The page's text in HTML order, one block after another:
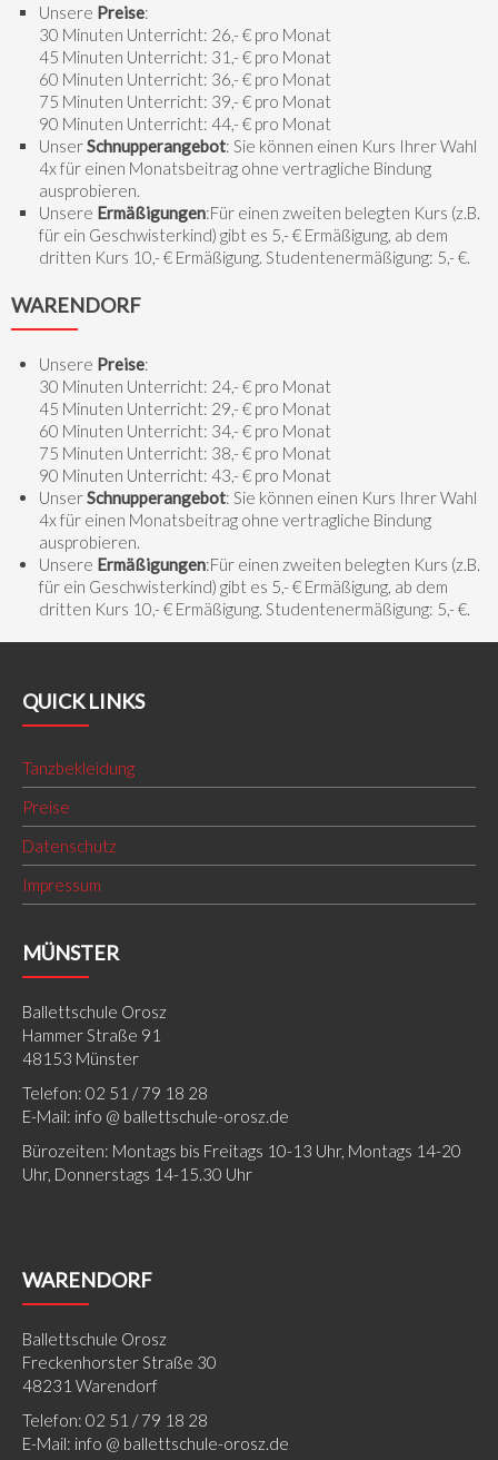
Unsere Preise:
30 Minuten Unterricht: 26,- € pro Monat
45 Minuten Unterricht: 31,- € pro Monat
60 Minuten Unterricht: 36,- € pro Monat
75 Minuten Unterricht: 39,- € pro Monat
90 Minuten Unterricht: 44,- € pro Monat
UnserSchnupperangebot: Sie können einen Kurs Ihrer Wahl
4x für einen Monatsbeitrag ohne vertragliche Bindung
ausprobieren.
Unsere Ermäßigungen:Für einen zweiten belegten Kurs (z.B.
für ein Geschwisterkind) gibt es 5,- € Ermäßigung, ab dem
dritten Kurs 10,- € Ermäßigung. Studentenermäßigung: 5,- €.
WARENDORF
Unsere Preise:
30 Minuten Unterricht: 24,- € pro Monat
45 Minuten Unterricht: 29,- € pro Monat
60 Minuten Unterricht: 34,- € pro Monat
75 Minuten Unterricht: 38,- € pro Monat
90 Minuten Unterricht: 43,- € pro Monat
UnserSchnupperangebot: Sie können einen Kurs Ihrer Wahl
4x für einen Monatsbeitrag ohne vertragliche Bindung
ausprobieren.
Unsere Ermäßigungen:Für einen zweiten belegten Kurs (z.B.
für ein Geschwisterkind) gibt es 5,- € Ermäßigung, ab dem
dritten Kurs 10,- € Ermäßigung. Studentenermäßigung: 5,- €.
QUICK LINKS
Tanzbekleidung
Preise
Datenschutz
Impressum
MÜNSTER
Ballettschule Orosz
Hammer Straße 91
48153 Münster
Telefon: 02 51 / 79 18 28
E-Mail: info @ ballettschule-orosz.de
Bürozeiten: Montags bis Freitags 10-13 Uhr, Montags 14-20
Uhr, Donnerstags 14-15.30 Uhr
WARENDORF
Ballettschule Orosz
Freckenhorster Straße 30
48231 Warendorf
Telefon: 02 51 / 79 18 28
E-Mail: info @ ballettschule-orosz.de